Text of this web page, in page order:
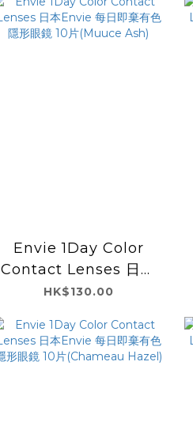
Beige)
Envie 1Day Color
Contact Lenses 日本
Envie 每日即棄有色隱
Ash)
HK$130.00